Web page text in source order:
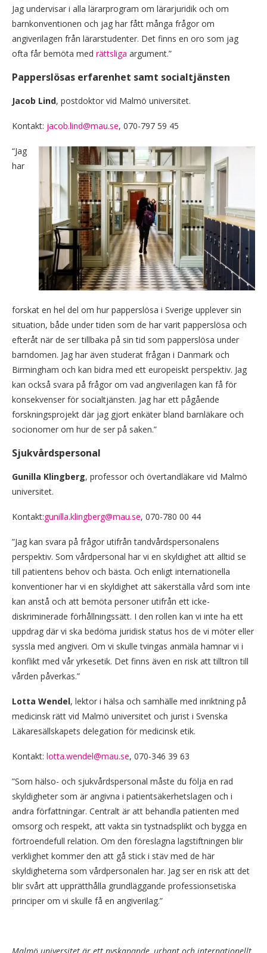
Jag undervisar i alla lärarprogram om lärarjuridik och om
barnkonventionen och jag har fått många frågor om
angiverilagen från lärarstudenter. Det finns en oro som jag
ofta får bemöta med rättsliga argument.”
Papperslösas erfarenhet samt socialtjänsten
Jacob Lind, postdoktor vid Malmö universitet.
Kontakt: jacob.lind@mau.se, 070-797 59 45
“Jag
har
forskat en hel del om hur papperslösa i Sverige upplever sin
situation, både under tiden som de har varit papperslösa och
efteråt när de ser tillbaka på sin tid som papperslösa under
barndomen. Jag har även studerat frågan i Danmark och
Birmingham och kan bidra med ett europeiskt perspektiv. Jag
kan också svara på frågor om vad angiverilagen kan få för
konsekvenser för socialtjänsten. Jag har ett pågående
forskningsprojekt där jag gjort enkäter bland barnläkare och
socionomer om hur de ser på saken.”
Sjukvårdspersonal
Gunilla Klingberg, professor och övertandläkare vid Malmö
universitet.
Kontakt:gunilla.klingberg@mau.se, 070-780 00 44
”Jag kan svara på frågor utifrån tandvårdspersonalens
perspektiv. Som vårdpersonal har vi en skyldighet att alltid se
till patientens behov och bästa. Och enligt internationella
konventioner har vi en skyldighet att säkerställa vård som inte
kan anstå och att bemöta personer utifrån ett icke-
diskriminerade förhållningssätt. I den rollen kan vi inte ha ett
uppdrag där vi ska bedöma juridisk status hos de vi möter eller
syssla med angiveri. Om vi skulle tvingas anmäla hamnar vi i
konflikt med vår yrkesetik. Det finns även en risk att tilltron till
vården påverkas.”
Lotta Wendel, lektor i hälsa och samhälle med inriktning på
medicinsk rätt vid Malmö universitet och jurist i Svenska
Läkaresällskapets delegation för medicinsk etik.
Kontakt: lotta.wendel@mau.se, 070-346 39 63
”Som hälso- och sjukvårdspersonal måste du följa en rad
skyldigheter som är angivna i patientsäkerhetslagen och i
andra författningar. Centralt är att behandla patienten med
omsorg och respekt, att vakta sin tystnadsplikt och bygga en
förtroendefull relation. Om den föreslagna lagstiftningen blir
verklighet kommer den att gå stick i stäv med de här
skyldigheterna som vårdpersonalen har. Jag ser en risk att det
blir svårt att upprätthålla grundläggande professionsetiska
principer om vi skulle få en angiverilag.”